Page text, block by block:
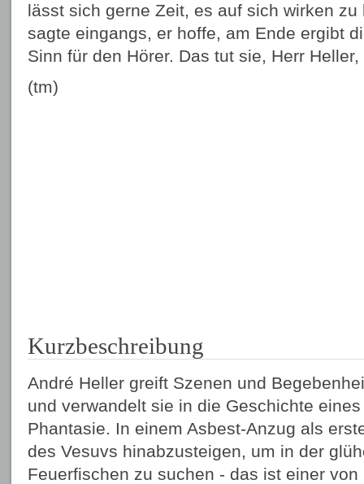
lässt sich gerne Zeit, es auf sich wirken zu
sagte eingangs, er hoffe, am Ende ergibt
Sinn für den Hörer. Das tut sie, Herr
(tm)
Kurzbeschreibung
André Heller greift Szenen und
und verwandelt sie in die Geschichte
Phantasie. In einem Asbest-Anzug als
des Vesuvs hinabzusteigen, um in der
Feuerfischen zu suchen - das ist einer